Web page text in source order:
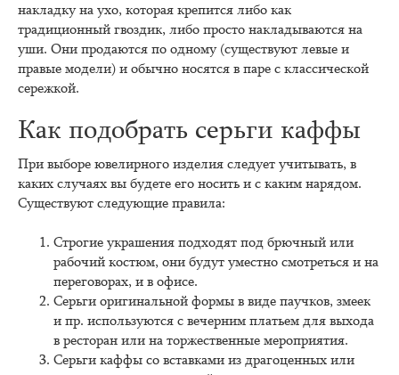
накладку на ухо, которая крепится либо как
традиционный гвоздик, либо просто накладываются на
уши. Они продаются по одному (существуют левые и
правые модели) и обычно носятся в паре с классической
сережкой.
Как подобрать серьги каффы
При выборе ювелирного изделия следует учитывать, в
каких случаях вы будете его носить и с каким нарядом.
Существуют следующие правила:
Строгие украшения подходят под брючный или
рабочий костюм, они будут уместно смотреться и на
переговорах, и в офисе.
Серьги оригинальной формы в виде паучков, змеек
и пр. используются с вечерним платьем для выхода
в ресторан или на торжественные мероприятия.
Серьги каффы со вставками из драгоценных или